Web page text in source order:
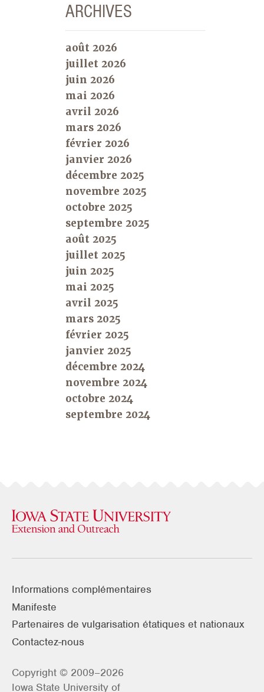
ARCHIVES
août 2026
juillet 2026
juin 2026
mai 2026
avril 2026
mars 2026
février 2026
janvier 2026
décembre 2025
novembre 2025
octobre 2025
septembre 2025
août 2025
juillet 2025
juin 2025
mai 2025
avril 2025
mars 2025
février 2025
janvier 2025
décembre 2024
novembre 2024
octobre 2024
septembre 2024
Informations complémentaires
Manifeste
Partenaires de vulgarisation étatiques et nationaux
Contactez-nous
Copyright © 2009–2026
Iowa State University of